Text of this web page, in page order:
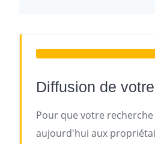
Diffusion de
Pour que votre
aujourd'hui aux